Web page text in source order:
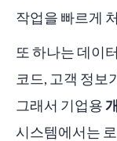
작업을 빠르게
또 하나는 데이
코드, 고객 정보
그래서 기업용
시스템에서는